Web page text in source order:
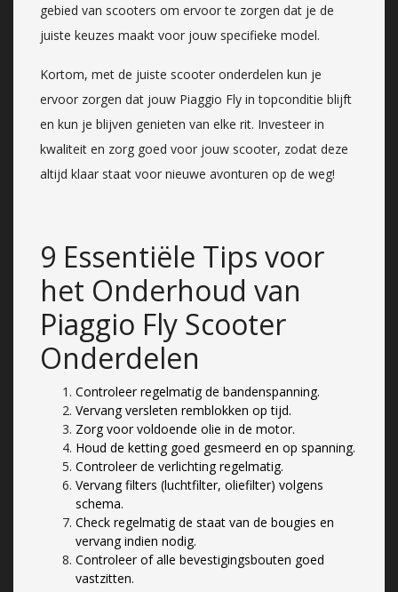
gebied van scooters om ervoor te zorgen dat je de
juiste keuzes maakt voor jouw specifieke model.
Kortom, met de juiste scooter onderdelen kun je
ervoor zorgen dat jouw Piaggio Fly in topconditie blijft
en kun je blijven genieten van elke rit. Investeer in
kwaliteit en zorg goed voor jouw scooter, zodat deze
altijd klaar staat voor nieuwe avonturen op de weg!
9 Essentiële Tips voor
het Onderhoud van
Piaggio Fly Scooter
Onderdelen
Controleer regelmatig de bandenspanning.
Vervang versleten remblokken op tijd.
Zorg voor voldoende olie in de motor.
Houd de ketting goed gesmeerd en op spanning.
Controleer de verlichting regelmatig.
Vervang filters (luchtfilter, oliefilter) volgens
schema.
Check regelmatig de staat van de bougies en
vervang indien nodig.
Controleer of alle bevestigingsbouten goed
vastzitten.